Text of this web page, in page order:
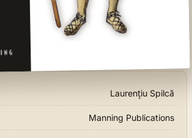
Laurenţiu Spilcă
Manning Publications